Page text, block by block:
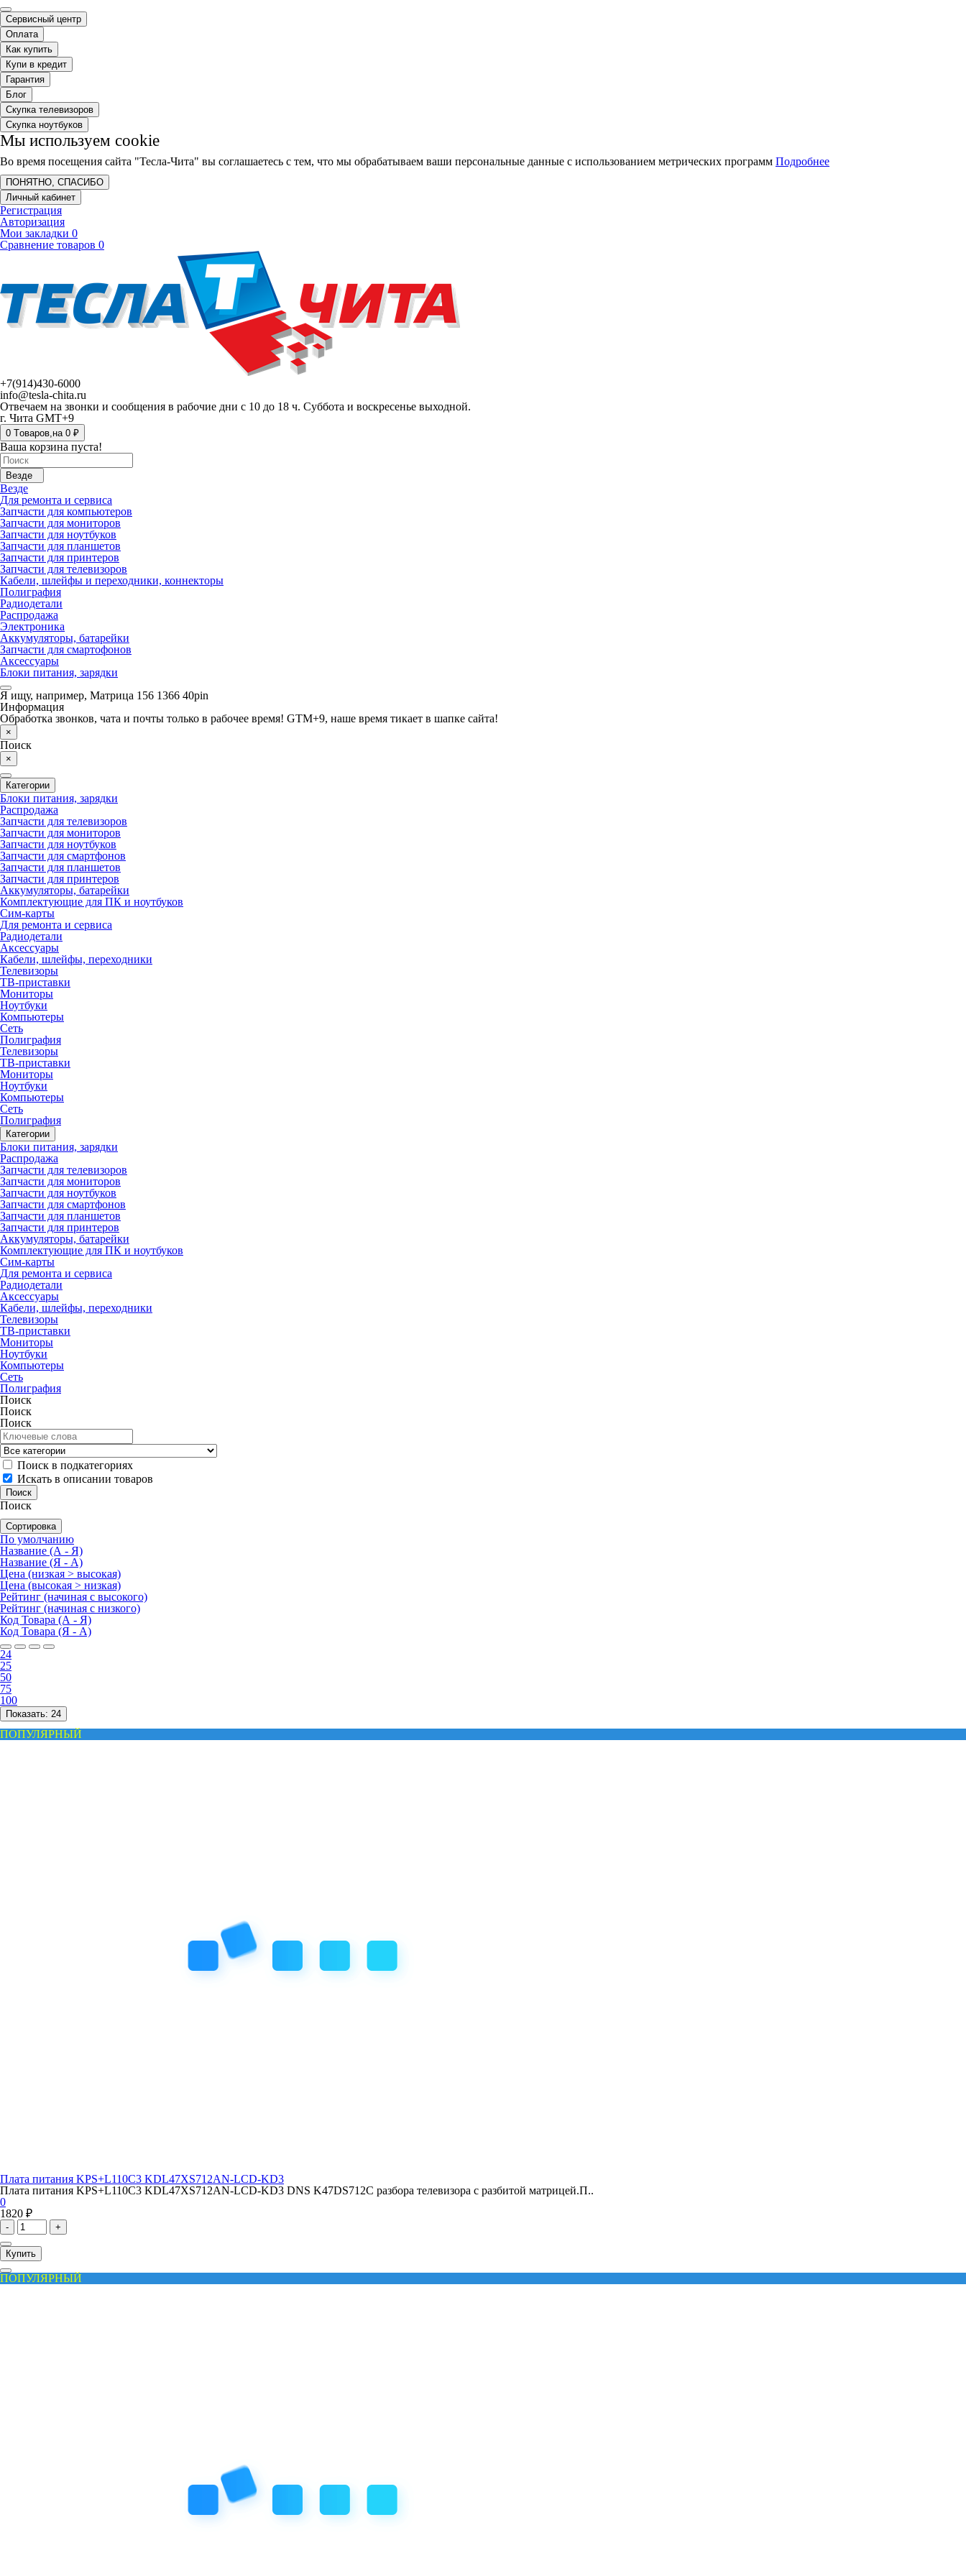
Сервисный центр
Оплата
Как купить
Купи в кредит
Гарантия
Блог
Скупка телевизоров
Скупка ноутбуков
Мы используем cookie
Во время посещения сайта "Тесла-Чита" вы соглашаетесь с тем, что мы обрабатываем ваши персональные данные с использованием метрических программ Подробнее
ПОНЯТНО, СПАСИБО
Личный кабинет
Регистрация
Авторизация
Мои закладки 0
Сравнение товаров 0
+7(914)430-6000
info@tesla-chita.ru
Отвечаем на звонки и сообщения в рабочие дни с 10 до 18 ч. Суббота и воскресенье выходной.
г. Чита GMT+9
0 Tоваров,на 0 ₽
Ваша корзина пуста!
Везде
Везде
Для ремонта и сервиса
Запчасти для компьютеров
Запчасти для мониторов
Запчасти для ноутбуков
Запчасти для планшетов
Запчасти для принтеров
Запчасти для телевизоров
Кабели, шлейфы и переходники, коннекторы
Полиграфия
Радиодетали
Распродажа
Электроника
Аккумуляторы, батарейки
Запчасти для смартофонов
Аксессуары
Блоки питания, зарядки
Я ищу, например, Матрица 156 1366 40pin
Информация
Обработка звонков, чата и почты только в рабочее время! GTM+9, наше время тикает в шапке сайта!
×
Поиск
×
Категории
Блоки питания, зарядки
Распродажа
Запчасти для телевизоров
Запчасти для мониторов
Запчасти для ноутбуков
Запчасти для смартфонов
Запчасти для планшетов
Запчасти для принтеров
Аккумуляторы, батарейки
Комплектующие для ПК и ноутбуков
Сим-карты
Для ремонта и сервиса
Радиодетали
Аксессуары
Кабели, шлейфы, переходники
Телевизоры
ТВ-приставки
Мониторы
Ноутбуки
Компьютеры
Сеть
Полиграфия
Телевизоры
ТВ-приставки
Мониторы
Ноутбуки
Компьютеры
Сеть
Полиграфия
Категории
Блоки питания, зарядки
Распродажа
Запчасти для телевизоров
Запчасти для мониторов
Запчасти для ноутбуков
Запчасти для смартфонов
Запчасти для планшетов
Запчасти для принтеров
Аккумуляторы, батарейки
Комплектующие для ПК и ноутбуков
Сим-карты
Для ремонта и сервиса
Радиодетали
Аксессуары
Кабели, шлейфы, переходники
Телевизоры
ТВ-приставки
Мониторы
Ноутбуки
Компьютеры
Сеть
Полиграфия
Поиск
Поиск
Поиск
Поиск в подкатегориях
Искать в описании товаров
Поиск
Сортировка
По умолчанию
Название (А - Я)
Название (Я - А)
Цена (низкая > высокая)
Цена (высокая > низкая)
Рейтинг (начиная с высокого)
Рейтинг (начиная с низкого)
Код Товара (А - Я)
Код Товара (Я - А)
24
25
50
75
100
Показать: 24
ПОПУЛЯРНЫЙ
Плата питания KPS+L110C3 KDL47XS712AN-LCD-KD3
Плата питания KPS+L110C3 KDL47XS712AN-LCD-KD3 DNS K47DS712С разбора телевизора с разбитой матрицей.П..
0
1820 ₽
- +
Купить
ПОПУЛЯРНЫЙ